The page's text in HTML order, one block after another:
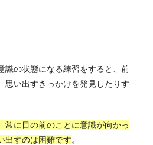
識の状態になる練習をすると、前
思い出すきっかけを発見したりす
常に目の前のことに意識が向かっ
出すのは困難です。